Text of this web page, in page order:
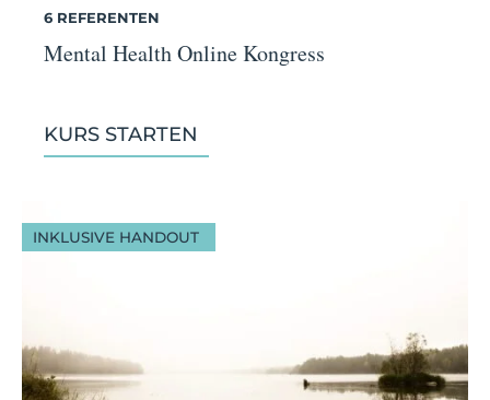
6 REFERENTEN
Mental Health Online Kongress
KURS STARTEN
INKLUSIVE HANDOUT